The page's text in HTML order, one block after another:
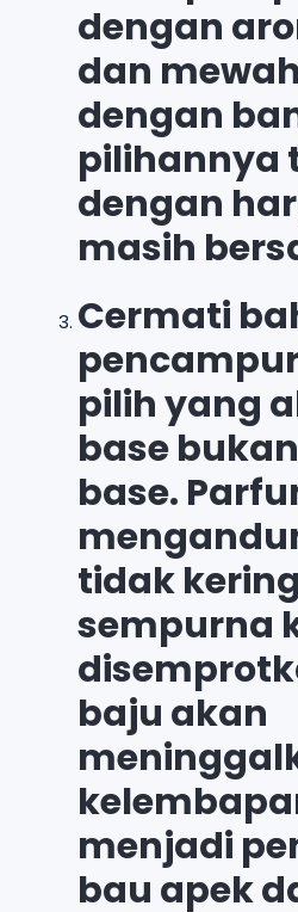
dengan
dan mewah
dengan
pilihannya
dengan
masih
Cermati
pilih yang
base
base.
tidak kering
sempurna
baju akan
menjadi
bau apek